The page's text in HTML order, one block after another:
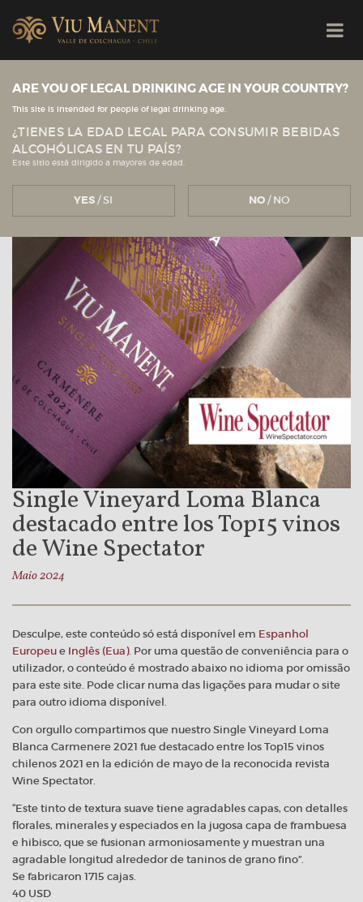
Veja todas as novidades
Viu Manent
Single Vineyard Loma Blanca
destacado entre los Top15 vinos
de Wine Spectator
Maio 2024
Desculpe, este conteúdo só está disponível em Espanhol
Europeue Inglês (Eua). Por uma questão de conveniência para o
utilizador, o conteúdo é mostrado abaixo no idioma por omissão
para este site. Pode clicar numa das ligações para mudar o site
para outro idioma disponível.
Con orgullo compartimos que nuestro Single Vineyard Loma
Blanca Carmenere 2021 fue destacado entre los Top15 vinos
chilenos 2021 en la edición de mayo de la reconocida revista
Wine Spectator.
“Este tinto de textura suave tiene agradables capas, con detalles
florales, minerales y especiados en la jugosa capa de frambuesa
e hibisco, que se fusionan armoniosamente y muestran una
agradable longitud alrededor de taninos de grano fino”.
Se fabricaron 1715 cajas.
40 USD
ARE YOU OF LEGAL DRINKING AGE IN YOUR COUNTRY?
This site is intended for people of legal drinking age.
¿TIENES LA EDAD LEGAL PARA CONSUMIR BEBIDAS
ALCOHÓLICAS EN TU PAÍS?
Este sitio está dirigido a mayores de edad.
YES/ SI NO/ NO